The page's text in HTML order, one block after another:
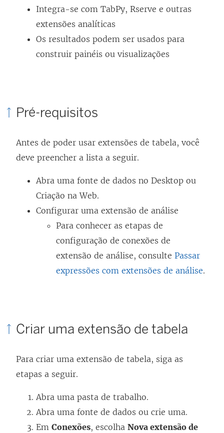
Integra-se com TabPy, Rserve e outras
extensões analíticas
Os resultados podem ser usados para
construir painéis ou visualizações
Pré-requisitos
Antes de poder usar extensões de tabela, você
deve preencher a lista a seguir.
Abra uma fonte de dados no Desktop ou
Criação na Web.
Configurar uma extensão de análise
Para conhecer as etapas de
configuração de conexões de
extensão de análise, consulte Passar
expressões com extensões de análise.
Criar uma extensão de tabela
Para criar uma extensão de tabela, siga as
etapas a seguir.
Abra uma pasta de trabalho.
Abra uma fonte de dados ou crie uma.
Em Conexões, escolha Nova extensão de